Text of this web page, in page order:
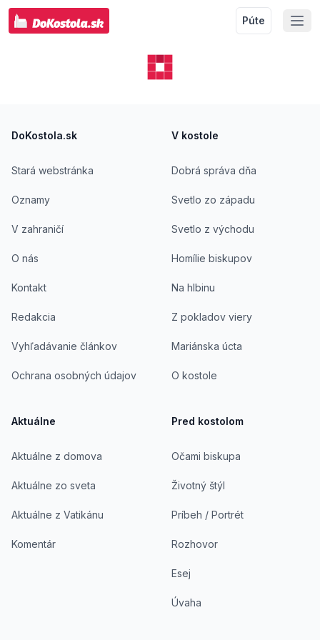
Púte
DoKostola.sk
Stará webstránka
Oznamy
V zahraničí
O nás
Kontakt
Redakcia
Vyhľadávanie článkov
Ochrana osobných údajov
Aktuálne
Aktuálne z domova
Aktuálne zo sveta
Aktuálne z Vatikánu
Komentár
V kostole
Dobrá správa dňa
Svetlo zo západu
Svetlo z východu
Homílie biskupov
Na hlbinu
Z pokladov viery
Mariánska úcta
O kostole
Pred kostolom
Očami biskupa
Životný štýl
Príbeh / Portrét
Rozhovor
Esej
Úvaha